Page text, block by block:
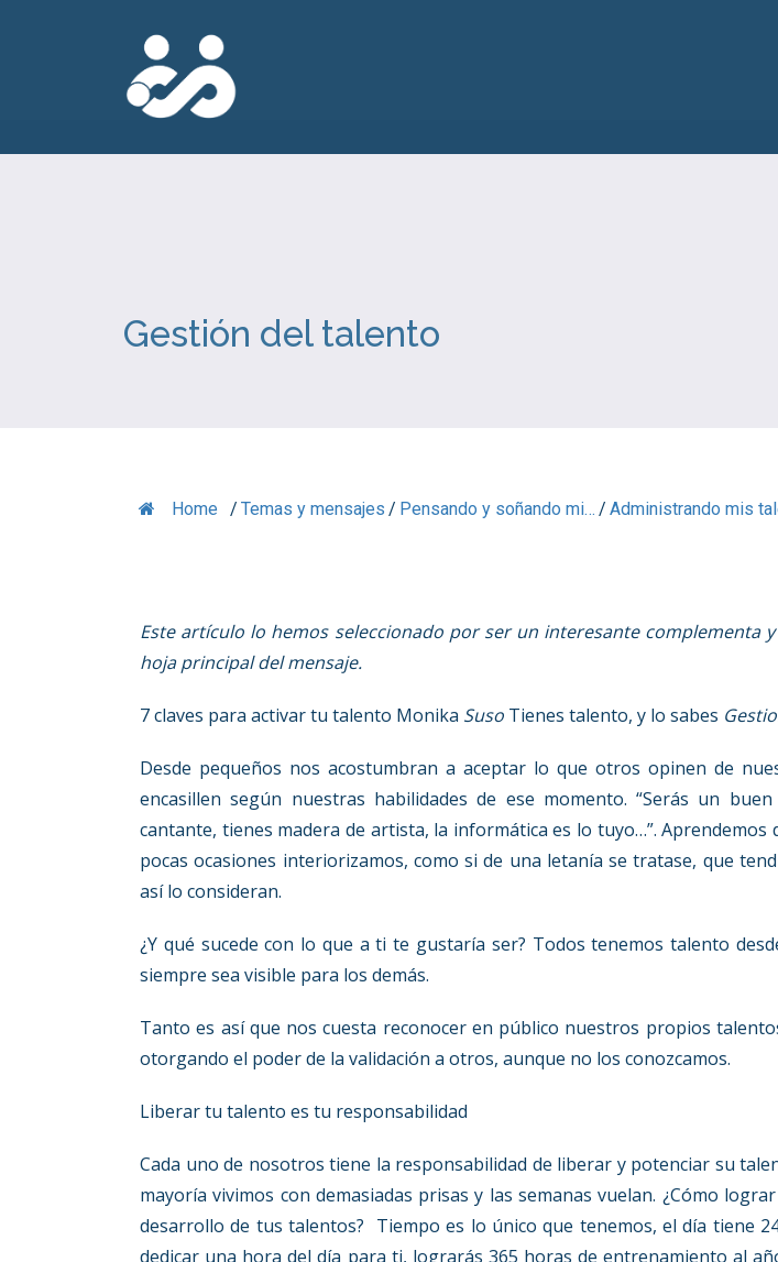
Gestión del talento
Home / Temas y mensajes / Pensando y soñando mi… / Administrando mis
Este artículo lo hemos seleccionado por ser un interesante complementa
hoja principal del mensaje.
7 claves para activar tu talento Monika Suso Tienes talento, y lo sabes
Desde pequeños nos acostumbran a aceptar lo que otros opinen de
encasillen según nuestras habilidades de ese momento. “Serás un
cantante, tienes madera de artista, la informática es lo tuyo…”.
pocas ocasiones interiorizamos, como si de una letanía se tratase, que
así lo consideran.
¿Y qué sucede con lo que a ti te gustaría ser? Todos tenemos talento
siempre sea visible para los demás.
Tanto es así que nos cuesta reconocer en público nuestros propios
otorgando el poder de la validación a otros, aunque no los conozcamos.
Liberar tu talento es tu responsabilidad
Cada uno de nosotros tiene la responsabilidad de liberar y potenciar su
mayoría vivimos con demasiadas prisas y las semanas vuelan. ¿Cómo
desarrollo de tus talentos? Tiempo es lo único que tenemos, el día tiene
dedicar una hora del día para ti, lograrás 365 horas de entrenamiento al